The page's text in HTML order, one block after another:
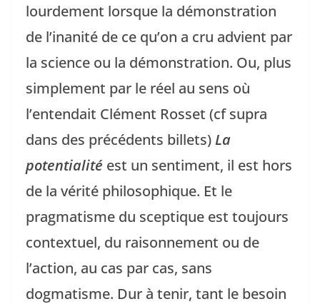
lourdement lorsque la démonstration
de l’inanité de ce qu’on a cru advient par
la science ou la démonstration. Ou, plus
simplement par le réel au sens où
l’entendait Clément Rosset (cf supra
dans des précédents billets)La
potentialité est un sentiment, il est hors
de la vérité philosophique. Et le
pragmatisme du sceptique est toujours
contextuel, du raisonnement ou de
l’action, au cas par cas, sans
dogmatisme. Dur à tenir, tant le besoin